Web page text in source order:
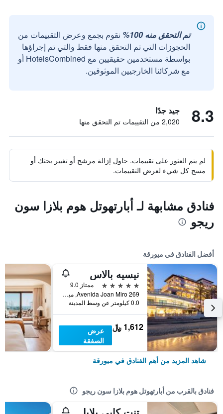
تم التحقق منه 100%
نقوم بجمع وعرض التقييمات من
الحجوزات التي تم التحقق منها فقط والتي تم إجراؤها
بواسطة مستخدمين حقيقيين مع HotelsCombined أو
مع شركائنا الخارجيين الموثوقين.
8.3 جيد جدًا
2,020 من التقييمات تم التحقق منها
لم يتم العثور على تقييمات. حاول إزالة مرشح أو تغيير بحثك أو
مسح كل شيء لعرض التقييمات.
فنادق مشابهة لـ أبارتهوتل هوم بلازا سون
ريجو
أفضل الفنادق في ميورقة
نيسيه بالاس
5 نجوم
ممتاز 9.0
Avenida Joan Miro 269, ميورقة, مالوركا, أسبانيا
0.0 كيلومتر عن وسط المدينة
1,612 ﷼
عرض
الصفقة
شاهد المزيد من أهم الفنادق في ميورقة
فنادق بالقرب من أبارتهوتل هوم بلازا سون ريجو